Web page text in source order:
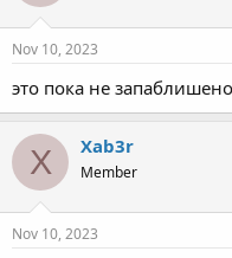
Nov 10, 2023
это пока не запаблишено
X Xab3r
Member
Nov 10, 2023